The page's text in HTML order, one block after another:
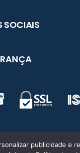
SOCIAIS
publicidade